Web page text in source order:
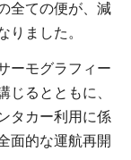
全ての便が、減
りました。
ーモグラフィー
じるとともに、
タカー利用に係
面的な運航再開